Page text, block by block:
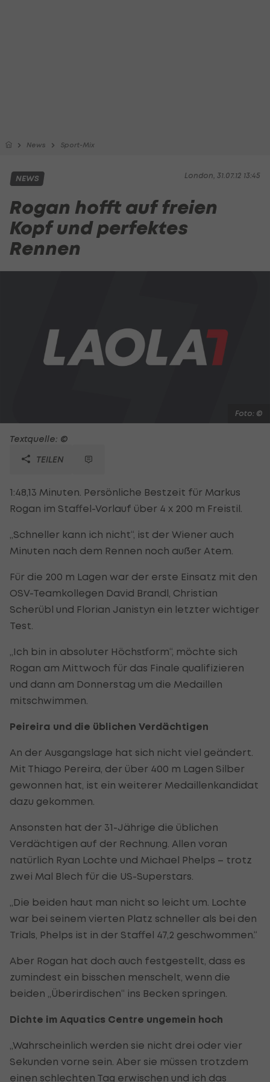
News Sport-Mix
London, 31.07.12 13:45
NEWS
Rogan hofft auf freien
Kopf und perfektes
Rennen
Foto: ©
Textquelle: ©
TEILEN
1:48,13 Minuten. Persönliche Bestzeit für Markus
Rogan im Staffel-Vorlauf über 4 x 200 m Freistil.
„Schneller kann ich nicht“, ist der Wiener auch
Minuten nach dem Rennen noch außer Atem.
Für die 200 m Lagen war der erste Einsatz mit den
OSV-Teamkollegen David Brandl, Christian
Scherübl und Florian Janistyn ein letzter wichtiger
Test.
„Ich bin in absoluter Höchstform“, möchte sich
Rogan am Mittwoch für das Finale qualifizieren
und dann am Donnerstag um die Medaillen
mitschwimmen.
Peireira und die üblichen Verdächtigen
An der Ausgangslage hat sich nicht viel geändert.
Mit Thiago Pereira, der über 400 m Lagen Silber
gewonnen hat, ist ein weiterer Medaillenkandidat
dazu gekommen.
Ansonsten hat der 31-Jährige die üblichen
Verdächtigen auf der Rechnung. Allen voran
natürlich Ryan Lochte und Michael Phelps – trotz
zwei Mal Blech für die US-Superstars.
„Die beiden haut man nicht so leicht um. Lochte
war bei seinem vierten Platz schneller als bei den
Trials, Phelps ist in der Staffel 47,2 geschwommen.“
Aber Rogan hat doch auch festgestellt, dass es
zumindest ein bisschen menschelt, wenn die
beiden „Überirdischen“ ins Becken springen.
Dichte im Aquatics Centre ungemein hoch
„Wahrscheinlich werden sie nicht drei oder vier
Sekunden vorne sein. Aber sie müssen trotzdem
einen schlechten Tag erwischen und ich das